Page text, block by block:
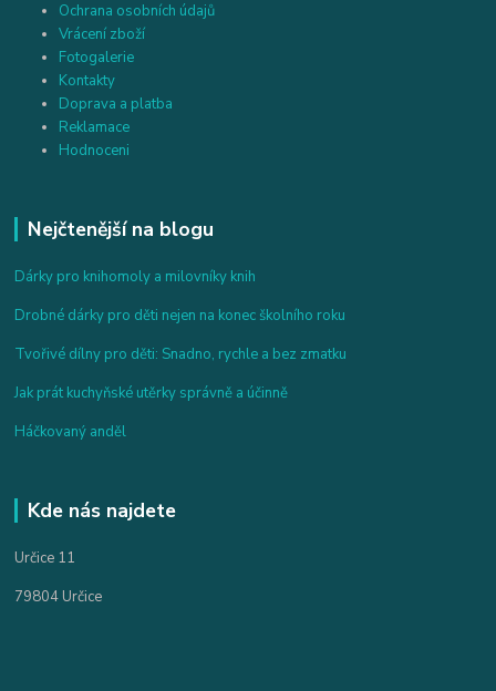
Ochrana osobních údajů
Vrácení zboží
Fotogalerie
Kontakty
Doprava a platba
Reklamace
Hodnoceni
Nejčtenější na blogu
Dárky pro knihomoly a milovníky knih
Drobné dárky pro děti nejen na konec školního roku
Tvořivé dílny pro děti: Snadno, rychle a bez zmatku
Jak prát kuchyňské utěrky správně a účinně
Háčkovaný anděl
Kde nás najdete
Určice 11
79804 Určice